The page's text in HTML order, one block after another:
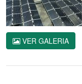
VER GALERIA